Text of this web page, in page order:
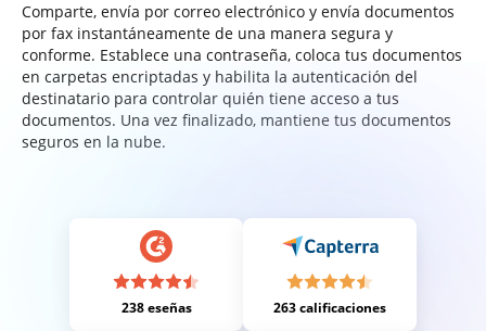
Comparte, envía por correo electrónico y envía documentos
por fax instantáneamente de una manera segura y
conforme. Establece una contraseña, coloca tus documentos
en carpetas encriptadas y habilita la autenticación del
destinatario para controlar quién tiene acceso a tus
documentos. Una vez finalizado, mantiene tus documentos
seguros en la nube.
238 eseñas 263 calificaciones